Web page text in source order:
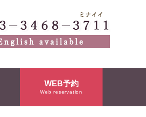
WEB予約
Web reservation